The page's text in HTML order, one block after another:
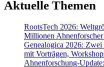
Aktuelle Themen
RootsTech 2026:
Millionen Ahnenforscher
Genealogica 2026:
mit Vorträgen,
Ahnenforschung-